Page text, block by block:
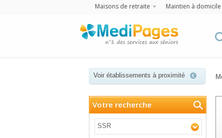
Maisons de retraite Maintien à domicile
Voir établissements à proximité
Votre recherche
SSR